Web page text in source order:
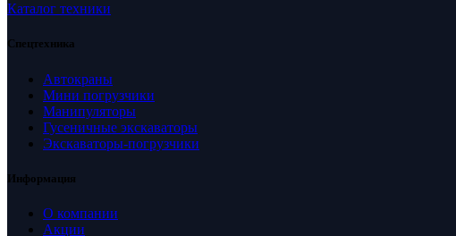
Каталог техники
Спецтехника
Автокраны
Мини погрузчики
Манипуляторы
Гусеничные экскаваторы
Экскаваторы-погрузчики
Информация
О компании
Акции